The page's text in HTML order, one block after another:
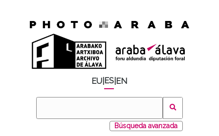
EU ES EN
Búsqueda avanzada